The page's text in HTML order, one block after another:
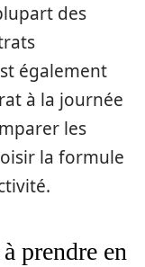
des
également
à la journée
les
la formule
prendre en